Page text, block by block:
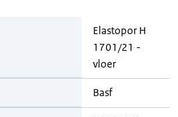
Elastopor H
1701/21 -
vloer
Basf